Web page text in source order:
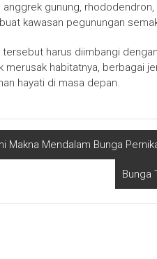
anggrek gunung,
kawasan pegunungan
tersebut harus diimbangi
merusak habitatnya, berbagai
hayati di masa depan.
Makna Mendalam Bunga
Bunga